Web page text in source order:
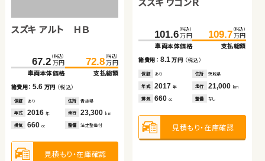
スズキ アルト ＨＢ
67.2 （税込）
万円
車両本体価格
72.8 （税込）
万円
支払総額
諸費用：5.6 万円 （税込）
保証 あり 住所 青森県
年式 2016 年 走行 23,300 km
排気 660 cc 整備 法定整備付
見積もり・在庫確認
101.6 （税込）
万円
車両本体価格
109.7 （税込）
万円
支払総額
諸費用： 8.1万円 （税込）
保証 あり 住所 茨城県
年式 2017年 走行 21,000 km
排気 660cc 整備 なし
見積もり・在庫確認
419.7（税込）
万円
427.2
諸費用：7.5 万円（税込）
なし 岡山県
年式 2019年 走行
排気 2,500 整備 法定整備付
見積もり・在庫確認
48.9 （税込）
万円
車両本体価格
62.8 （税込）
万円
支払総額
諸費用： 13.9万円（税込）
保証 あり 住所 埼玉県
年式 2013年 走行 89,500 km
排気 1,800 整備 法定整備付
見積もり・在庫確認
スバル フォレスター
203.7 （税込）
万円
車両本体価格
219.7 （税込）
万円
支払総額
諸費用：16.0万円（税込）
保証 あり 住所 北海道
年式 2020 年 走行 52,000 km
排気 2,500 整備 法定整備付
見積もり・在庫確認
スズキ アルト ＨＢ
29.7万円
車両本体価格
諸費用：4.3 万円 （税込）
保証 なし 住所 岡山県
排気 660 整備 法定整備付